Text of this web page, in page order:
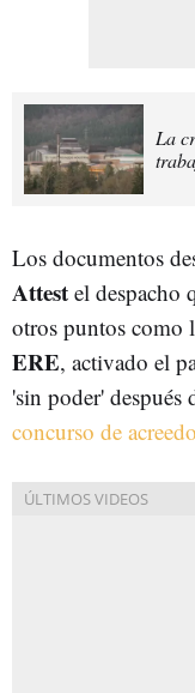
La
Los documentos
Attest el despacho
otros puntos como
ERE, activado el
'sin poder' después
concurso de